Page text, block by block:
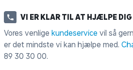
VI ER KLAR TIL AT HJÆLPE DIG
Vores venlige kundeservice vil så
er det mindste vi kan hjælpe med.
89 30 30 00.